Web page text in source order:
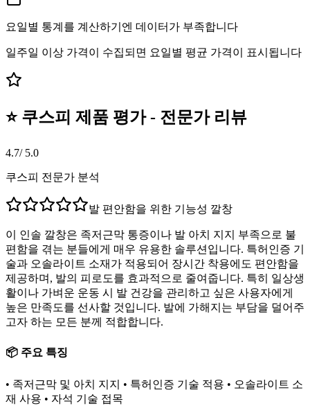
요일별 통계를 계산하기엔 데이터가 부족합니다
일주일 이상 가격이 수집되면 요일별 평균 가격이 표시됩니다
⭐ 쿠스피 제품 평가 - 전문가 리뷰
4.7/ 5.0
쿠스피 전문가 분석
발 편안함을 위한 기능성 깔창
이 인솔 깔창은 족저근막 통증이나 발 아치 지지 부족으로 불
편함을 겪는 분들에게 매우 유용한 솔루션입니다. 특허인증 기
술과 오솔라이트 소재가 적용되어 장시간 착용에도 편안함을
제공하며, 발의 피로도를 효과적으로 줄여줍니다. 특히 일상생
활이나 가벼운 운동 시 발 건강을 관리하고 싶은 사용자에게
높은 만족도를 선사할 것입니다. 발에 가해지는 부담을 덜어주
고자 하는 모든 분께 적합합니다.
📦 주요 특징
• 족저근막 및 아치 지지 • 특허인증 기술 적용 • 오솔라이트 소
재 사용 • 자석 기술 접목